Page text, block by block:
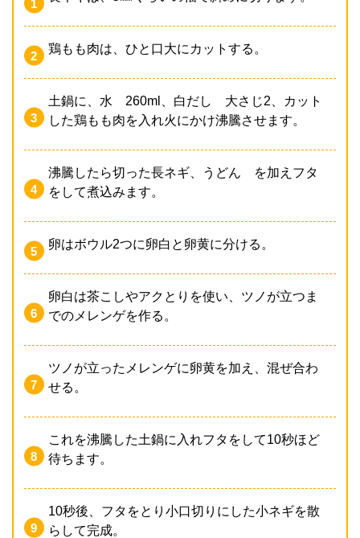
鶏もも肉は、ひと口大にカットする。
土鍋に、水 260ml、白だし 大さじ2、カット
した鶏もも肉を入れ火にかけ沸騰させます。
沸騰したら切った長ネギ、うどん を加えフタ
をして煮込みます。
卵はボウル2つに卵白と卵黄に分ける。
卵白は茶こしやアクとりを使い、ツノが立つま
でのメレンゲを作る。
ツノが立ったメレンゲに卵黄を加え、混ぜ合わ
せる。
これを沸騰した土鍋に入れフタをして10秒ほど
待ちます。
10秒後、フタをとり小口切りにした小ネギを散
らして完成。